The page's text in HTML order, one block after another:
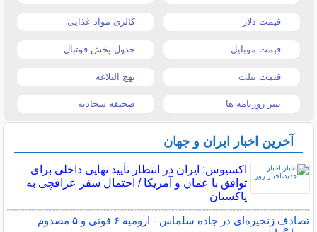
قیمت دلار کالری مواد غذایی
قیمت موبایل جدول پخش فوتبال
قیمت تبلت نهج البلاغه
تیتر روزنامه ها صحیفه سجادیه
آخرین اخبار ایران و جهان
اکسیوس: ایران در انتظار تأیید نهایی داخلی برای
توافق با عمان و آمریکا / احتمال سفر عراقچی به
پاکستان
تصادف زنجیره‌ای در جاده سلماس - ارومیه ۶ فوتی و ۵ مصدوم